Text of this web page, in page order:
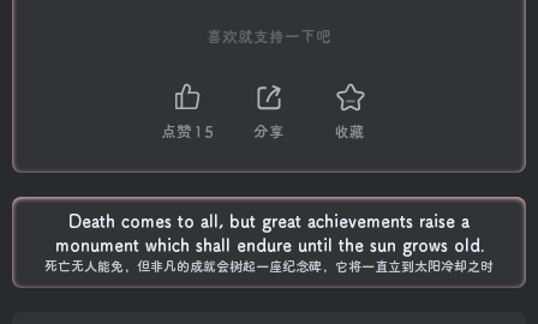
喜欢就支持一下吧
点赞 15 分享 收藏
Death comes to all, but great achievements raise a
monument which shall endure until the sun grows old.
死亡无人能免，但非凡的成就会树起一座纪念碑，它将一直立到太阳冷却之时